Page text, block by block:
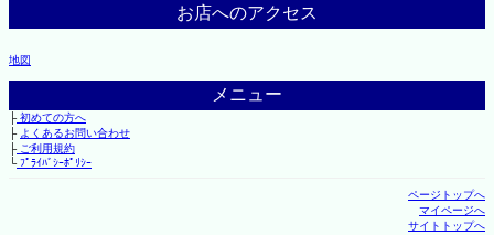
お店へのアクセス
地図
メニュー
├初めての方へ
├ よくあるお問い合わせ
├ご利用規約
└ﾌﾟﾗｲﾊﾞｼｰﾎﾟﾘｼｰ
ページトップへ
マイページへ
サイトトップへ